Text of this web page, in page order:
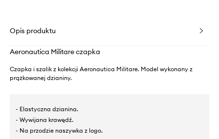
Opis produktu
Aeronautica Militare czapka
Czapka i szalik z kolekcji Aeronautica Militare. Model wykonany z
prążkowanej dzianiny.
- Elastyczna dzianina.
- Wywijana krawędź.
- Na przodzie naszywka z logo.